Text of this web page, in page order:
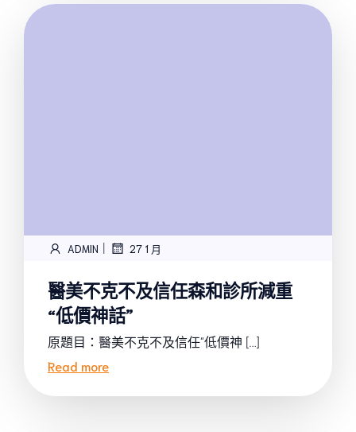
ADMIN | 27 1 月
醫美不克不及信任森和診所減重
“低價神話”
原題目：醫美不克不及信任“低價神 […]
Read more